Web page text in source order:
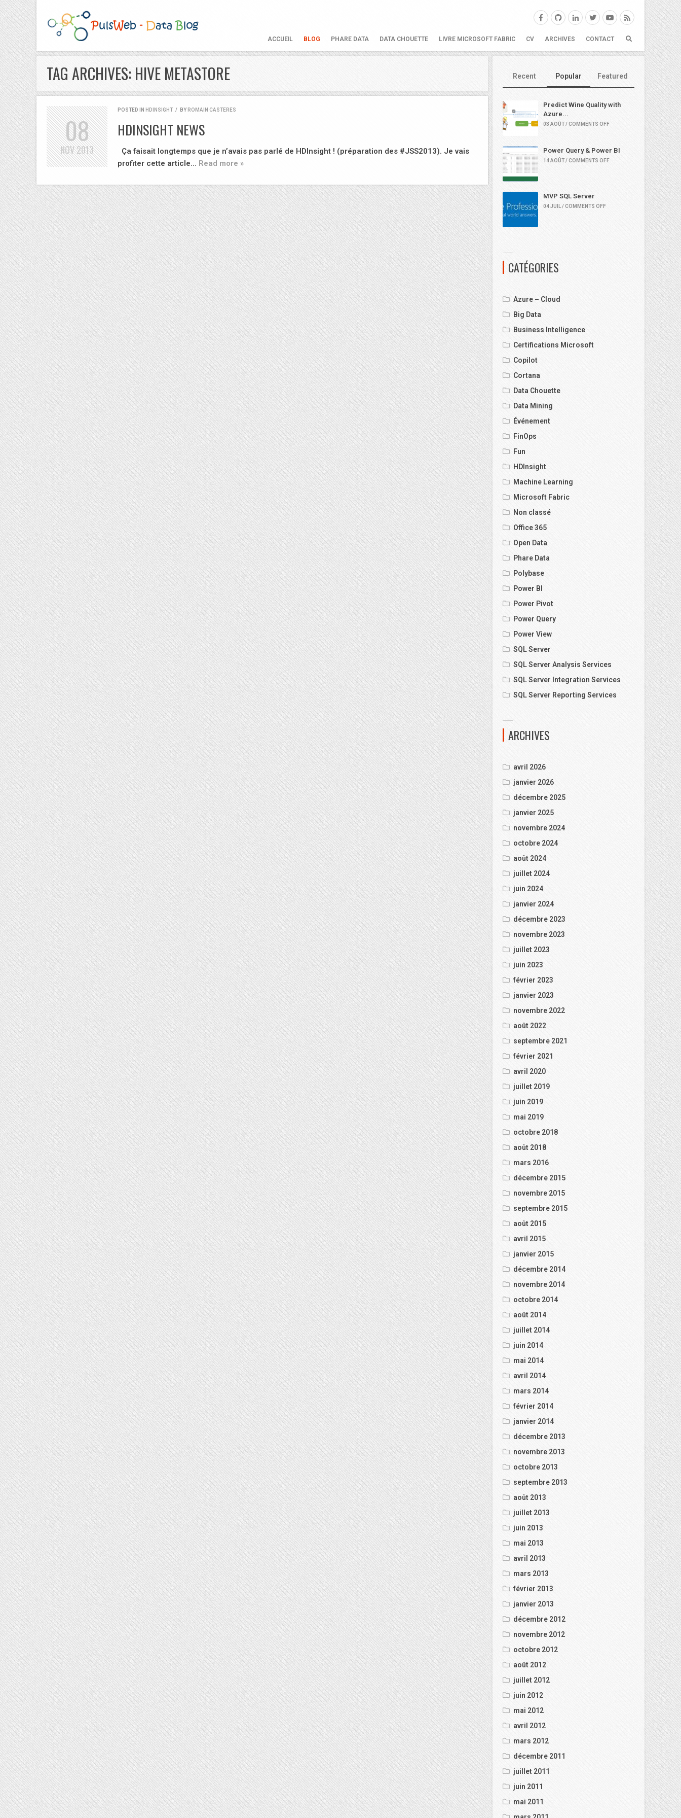
ACCUEIL BLOG PHARE DATA DATA CHOUETTE LIVRE MICROSOFT FABRIC CV ARCHIVES CONTACT
TAG ARCHIVES: HIVE METASTORE
POSTED IN HDINSIGHT / BY ROMAIN CASTERES
HDINSIGHT NEWS
Ça faisait longtemps que je n’avais pas parlé de HDInsight ! (préparation des #JSS2013). Je vais
profiter cette article… Read more »
08
NOV2013
Recent Popular Featured
Predict Wine Quality with
Azure...
03 AOÛT / COMMENTS OFF
Power Query & Power BI
14 AOÛT / COMMENTS OFF
MVP SQL Server
04 JUIL / COMMENTS OFF
CATÉGORIES
Azure – Cloud
Big Data
Business Intelligence
Certifications Microsoft
Copilot
Cortana
Data Chouette
Data Mining
Événement
FinOps
Fun
HDInsight
Machine Learning
Microsoft Fabric
Non classé
Office 365
Open Data
Phare Data
Polybase
Power BI
Power Pivot
Power Query
Power View
SQL Server
SQL Server Analysis Services
SQL Server Integration Services
SQL Server Reporting Services
ARCHIVES
avril 2026
janvier 2026
décembre 2025
janvier 2025
novembre 2024
octobre 2024
août 2024
juillet 2024
juin 2024
janvier 2024
décembre 2023
novembre 2023
juillet 2023
juin 2023
février 2023
janvier 2023
novembre 2022
août 2022
septembre 2021
février 2021
avril 2020
juillet 2019
juin 2019
mai 2019
octobre 2018
août 2018
mars 2016
décembre 2015
novembre 2015
septembre 2015
août 2015
avril 2015
janvier 2015
décembre 2014
novembre 2014
octobre 2014
août 2014
juillet 2014
juin 2014
mai 2014
avril 2014
mars 2014
février 2014
janvier 2014
décembre 2013
novembre 2013
octobre 2013
septembre 2013
août 2013
juillet 2013
juin 2013
mai 2013
avril 2013
mars 2013
février 2013
janvier 2013
décembre 2012
novembre 2012
octobre 2012
août 2012
juillet 2012
juin 2012
mai 2012
avril 2012
mars 2012
décembre 2011
juillet 2011
juin 2011
mai 2011